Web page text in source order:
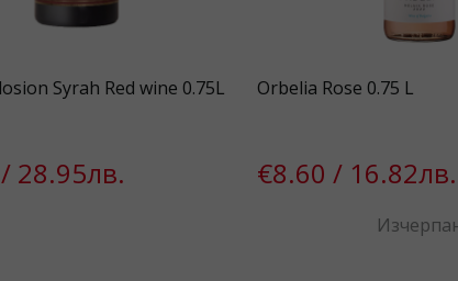
Syrah Red wine 0.75L
28.95лв.
Orbelia Rose 0.75 L
€8.60 / 16.82лв.